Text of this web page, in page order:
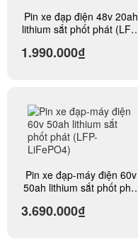
Pin xe đạp điện 48v 20ah
lithium sắt phốt phát (LFP-
1.990.000₫
Pin xe đạp-máy điện 60v
50ah lithium sắt phốt phát
3.690.000₫